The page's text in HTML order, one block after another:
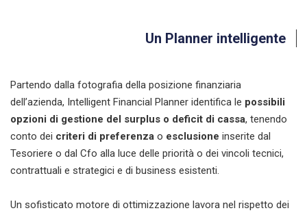
Un Planner intelligente
Partendo dalla fotografia della posizione finanziaria
dell’azienda, Intelligent Financial Planner identifica le possibili
opzioni di gestione del surplus o deficit di cassa, tenendo
conto dei criteri di preferenza o esclusione inserite dal
Tesoriere o dal Cfo alla luce delle priorità o dei vincoli tecnici,
contrattuali e strategici e di business esistenti.
Un sofisticato motore di ottimizzazione lavora nel rispetto dei